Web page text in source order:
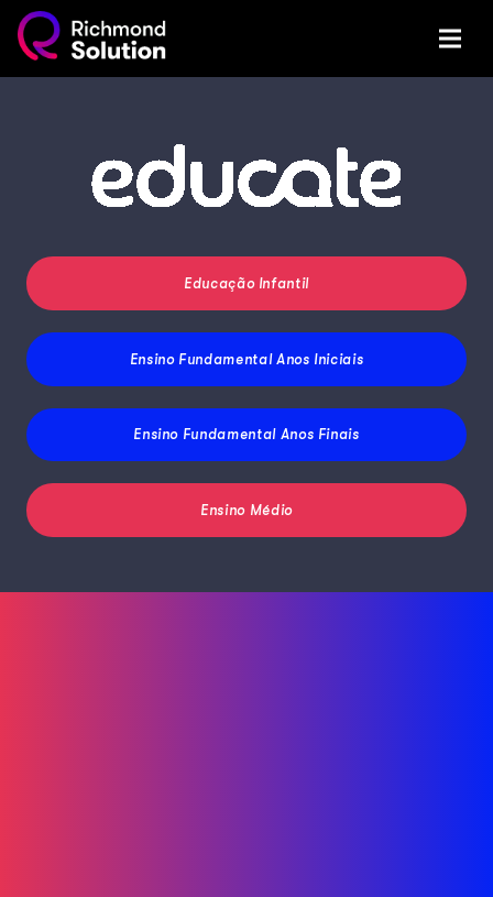
Educação Infantil
Ensino FundamentalAnos Iniciais
Ensino FundamentalAnos Finais
Ensino Médio